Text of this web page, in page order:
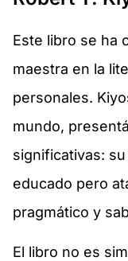
Este libro se ha
maestra en la
personales.
mundo,
significativas:
educado pero
pragmático y
El libro no es